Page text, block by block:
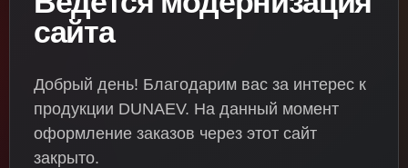
сайта
Добрый день! Благодарим вас за интерес к
продукции DUNAEV. На данный момент
оформление заказов через этот сайт
закрыто.